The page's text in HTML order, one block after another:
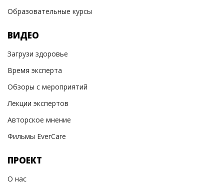
Образовательные курсы
ВИДЕО
Загрузи здоровье
Время эксперта
Обзоры с мероприятий
Лекции экспертов
Авторское мнение
Фильмы EverCare
ПРОЕКТ
О нас